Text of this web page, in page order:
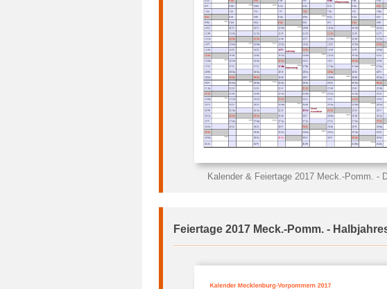
Kalender & Feiertage 2017 Meck.-Pomm. -
Feiertage 2017 Meck.-Pomm. -